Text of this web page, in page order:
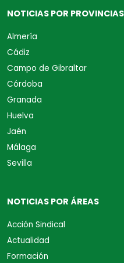
NOTICIAS POR PROVINCIAS
Almería
Cádiz
Campo de Gibraltar
Córdoba
Granada
Huelva
Jaén
Málaga
Sevilla
NOTICIAS POR ÁREAS
Acción Sindical
Actualidad
Formación